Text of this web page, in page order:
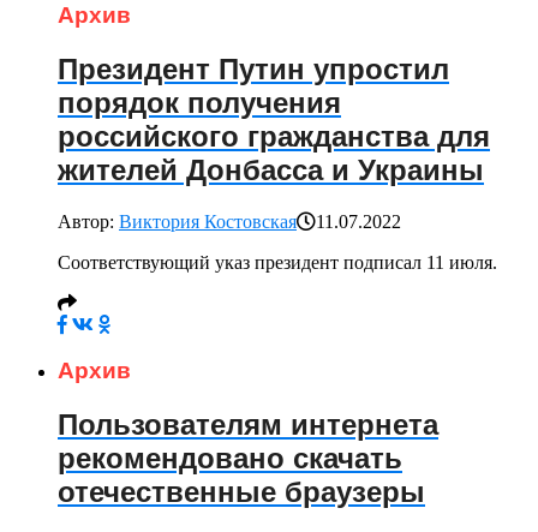
Архив
Президент Путин упростил
порядок получения
российского гражданства для
жителей Донбасса и Украины
Автор: Виктория Костовская
11.07.2022
Соответствующий указ президент подписал 11 июля.
Архив
Пользователям интернета
рекомендовано скачать
отечественные браузеры